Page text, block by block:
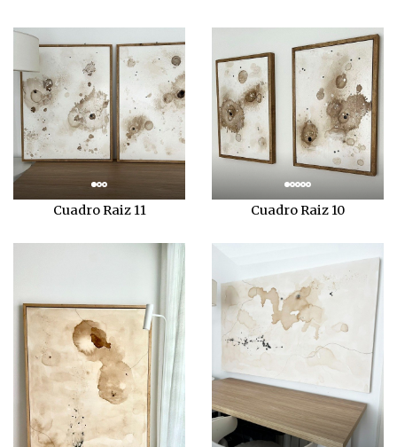
Cuadro Raiz 11 Cuadro Raiz 10